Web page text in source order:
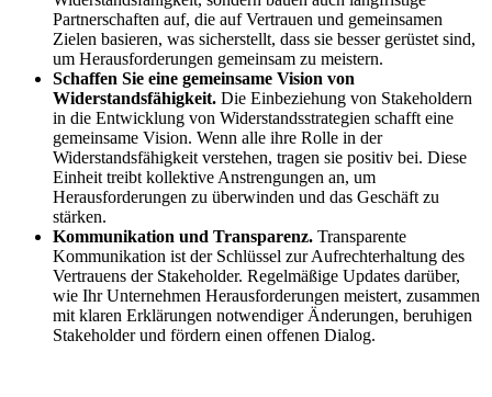
Partnerschaften auf, die auf Vertrauen und gemeinsamen
Zielen basieren, was sicherstellt, dass sie besser gerüstet sind,
um Herausforderungen gemeinsam zu meistern.
Schaffen Sie eine gemeinsame Vision von
Widerstandsfähigkeit. Die Einbeziehung von Stakeholdern
in die Entwicklung von Widerstandsstrategien schafft eine
gemeinsame Vision. Wenn alle ihre Rolle in der
Widerstandsfähigkeit verstehen, tragen sie positiv bei. Diese
Einheit treibt kollektive Anstrengungen an, um
Herausforderungen zu überwinden und das Geschäft zu
stärken.
Kommunikation und Transparenz. Transparente
Kommunikation ist der Schlüssel zur Aufrechterhaltung des
Vertrauens der Stakeholder. Regelmäßige Updates darüber,
wie Ihr Unternehmen Herausforderungen meistert, zusammen
mit klaren Erklärungen notwendiger Änderungen, beruhigen
Stakeholder und fördern einen offenen Dialog.